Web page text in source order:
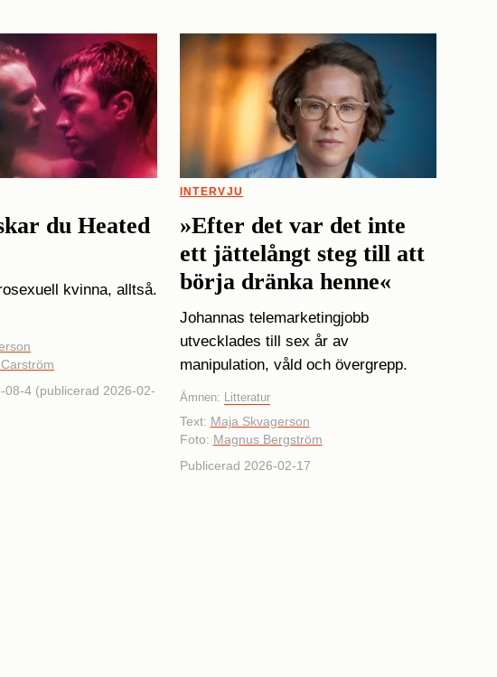
du Heated
kvinna, alltså.
08-4 (publicerad 2026-02-
INTERVJU
»Efter det var det inte
ett jättelångt steg till att
börja dränka henne«
Johannas telemarketingjobb
utvecklades till sex år av
manipulation, våld och övergrepp.
Ämnen: Litteratur
Text: Maja Skvagerson
Foto: Magnus Bergström
Publicerad 2026-02-17